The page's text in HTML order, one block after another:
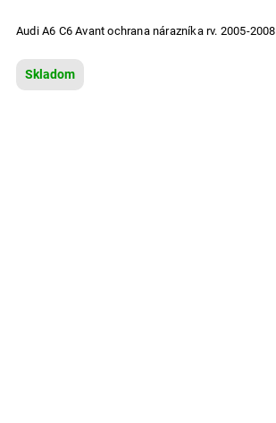
Audi A6 C6 Avant ochrana nárazníka rv. 2005-2008
Skladom